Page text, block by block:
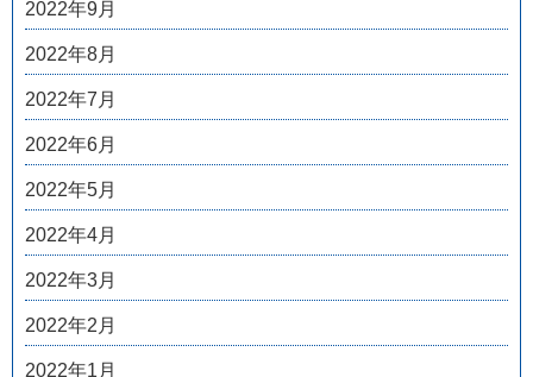
2022年9月
2022年8月
2022年7月
2022年6月
2022年5月
2022年4月
2022年3月
2022年2月
2022年1月